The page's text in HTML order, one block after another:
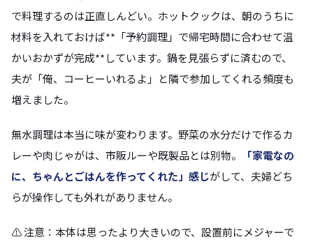
で料理するのは正直しんどい。ホットクックは、朝のうちに
材料を入れておけば**「予約調理」で帰宅時間に合わせて温
かいおかずが完成**しています。鍋を見張らずに済むので、
夫が「俺、コーヒーいれるよ」と隣で参加してくれる頻度も
増えました。
無水調理は本当に味が変わります。野菜の水分だけで作るカ
レーや肉じゃがは、市販ルーや既製品とは別物。
「家電なの
に、ちゃんとごはんを作ってくれた」感じがして、夫婦どち
らが操作しても外れがありません。
⚠️ 注意：本体は思ったより大きいので、設置前にメジャーで